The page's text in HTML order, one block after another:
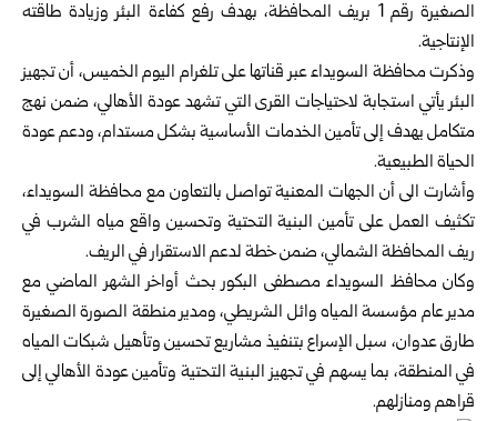
الصغيرة رقم 1 بريف المحافظة، بهدف رفع كفاءة البئر وزيادة طاقته
الإنتاجية.
وذكرت محافظة السويداء عبر قناتها على تلغرام اليوم الخميس، أن تجهيز
البئر يأتي استجابة لاحتياجات القرى التي تشهد عودة الأهالي، ضمن نهج
متكامل يهدف إلى تأمين الخدمات الأساسية بشكل مستدام، ودعم عودة
الحياة الطبيعية.
وأشارت الى أن الجهات المعنية تواصل بالتعاون مع محافظة السويداء،
تكثيف العمل على تأمين البنية التحتية وتحسين واقع مياه الشرب في
ريف المحافظة الشمالي، ضمن خطة لدعم الاستقرار في الريف.
وكان محافظ السويداء مصطفى البكور بحث أواخر الشهر الماضي مع
مدير عام مؤسسة المياه وائل الشريطي، ومدير منطقة الصورة الصغيرة
طارق ‏عدوان، سبل الإسراع بتنفيذ مشاريع تحسين وتأهيل شبكات ‏المياه
في المنطقة، بما يسهم في تجهيز البنية التحتية وتأمين عودة ‏الأهالي إلى
قراهم ومنازلهم.